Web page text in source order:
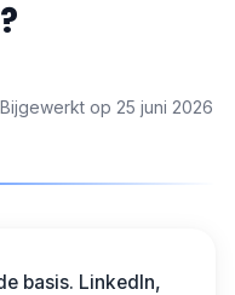
Bijgewerkt op 25 juni 2026
basis. LinkedIn,